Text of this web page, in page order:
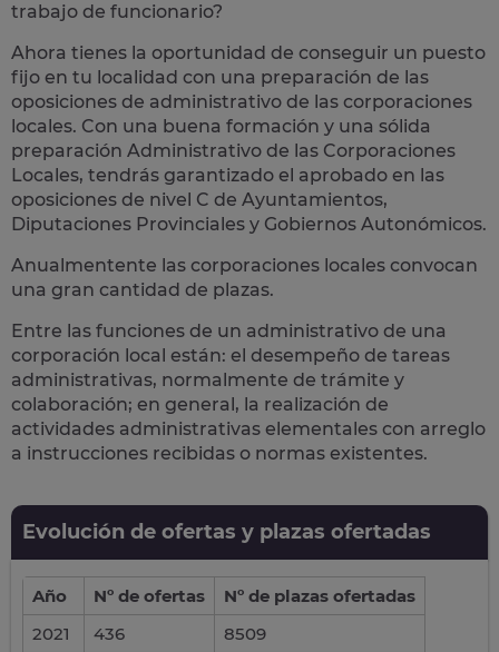
trabajo de funcionario?
Ahora tienes la oportunidad de conseguir un puesto
fijo en tu localidad con una preparación de las
oposiciones de administrativo de las corporaciones
locales. Con una buena formación y una sólida
preparación Administrativo de las Corporaciones
Locales, tendrás garantizado el aprobado en las
oposiciones de nivel C de Ayuntamientos,
Diputaciones Provinciales y Gobiernos Autonómicos.
Anualmentente las corporaciones locales convocan
una gran cantidad de plazas.
Entre las funciones de un administrativo de una
corporación local están: el desempeño de tareas
administrativas, normalmente de trámite y
colaboración; en general, la realización de
actividades administrativas elementales con arreglo
a instrucciones recibidas o normas existentes.
Evolución de ofertas y plazas ofertadas
Año Nº de ofertas
Nº de plazas ofertadas
2021
436
8509